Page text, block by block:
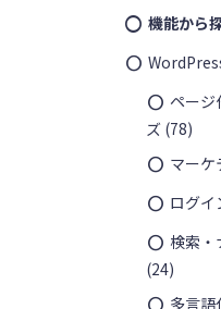
機能から
ページ
ズ (78)
マーケ
ログイ
検索・
(24)
多言語